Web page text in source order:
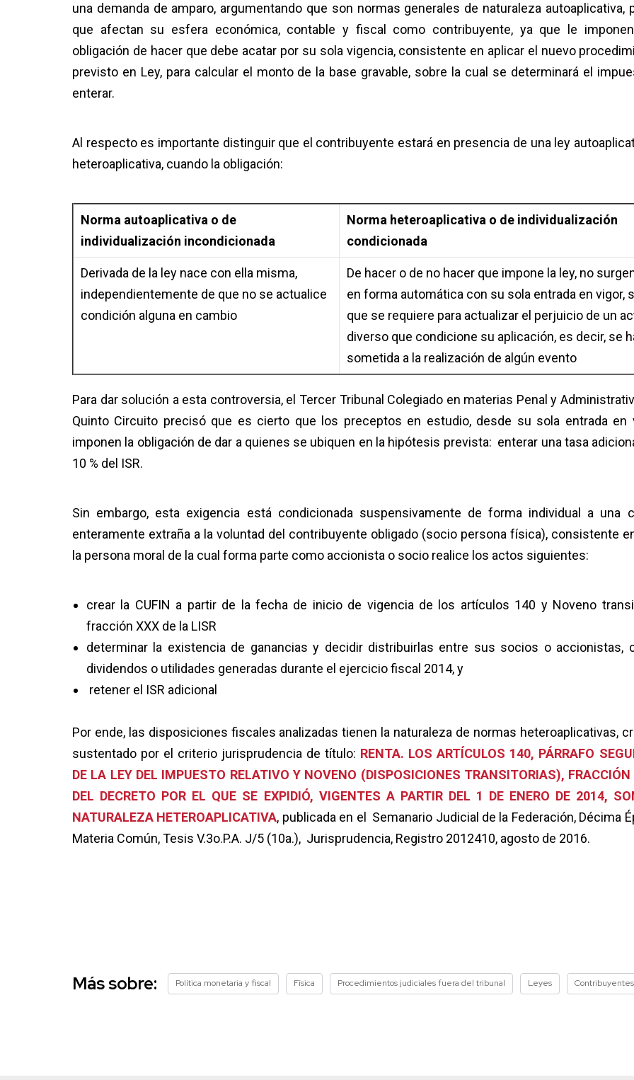
una demanda de amparo, argumentando que son normas generales de naturaleza autoaplicativa,
que afectan su esfera económica, contable y fiscal como contribuyente, ya que le
obligación de hacer que debe acatar por su sola vigencia, consistente en aplicar el nuevo
previsto en Ley, para calcular el monto de la base gravable, sobre la cual se determinará el
enterar.
Al respecto es importante distinguir que el contribuyente estará en presencia de una ley
heteroaplicativa, cuando la obligación:
Norma autoaplicativa o de
individualización incondicionada
Norma heteroaplicativa o de individualización
condicionada
Derivada de la ley nace con ella misma,
independientemente de que no se actualice
condición alguna en cambio
De hacer o de no hacer que impone la ley, no
en forma automática con su sola entrada en vigor,
que se requiere para actualizar el perjuicio de un
diverso que condicione su aplicación, es decir, se
sometida a la realización de algún evento
Para dar solución a esta controversia, el Tercer Tribunal Colegiado en materias Penal y
Quinto Circuito precisó que es cierto que los preceptos en estudio, desde su sola entrada en
imponen la obligación de dar a quienes se ubiquen en la hipótesis prevista: enterar una tasa
10 % del ISR.
Sin embargo, esta exigencia está condicionada suspensivamente de forma individual a una
enteramente extraña a la voluntad del contribuyente obligado (socio persona física), consistente
la persona moral de la cual forma parte como accionista o socio realice los actos siguientes:
crear la CUFIN a partir de la fecha de inicio de vigencia de los artículos 140 y Noveno
fracción XXX de la LISR
determinar la existencia de ganancias y decidir distribuirlas entre sus socios o accionistas,
dividendos o utilidades generadas durante el ejercicio fiscal 2014, y
retener el ISR adicional
Por ende, las disposiciones fiscales analizadas tienen la naturaleza de normas heteroaplicativas,
sustentado por el criterio jurisprudencia de título: RENTA. LOS ARTÍCULOS 140, PÁRRAFO
DE LA LEY DEL IMPUESTO RELATIVO Y NOVENO (DISPOSICIONES TRANSITORIAS), FRACCIÓN
DEL DECRETO POR EL QUE SE EXPIDIÓ, VIGENTES A PARTIR DEL 1 DE ENERO DE 2014,
NATURALEZA HETEROAPLICATIVA, publicada en el Semanario Judicial de la Federación, Décima
Materia Común, Tesis V.3o.P.A. J/5 (10a.), Jurisprudencia, Registro 2012410, agosto de 2016.
Más sobre: Política monetaria y fiscal Física Procedimientos judiciales fuera del tribunal Leyes Contribuyentes